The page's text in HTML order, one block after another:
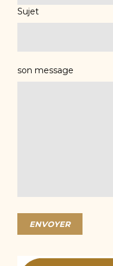
Sujet
son message